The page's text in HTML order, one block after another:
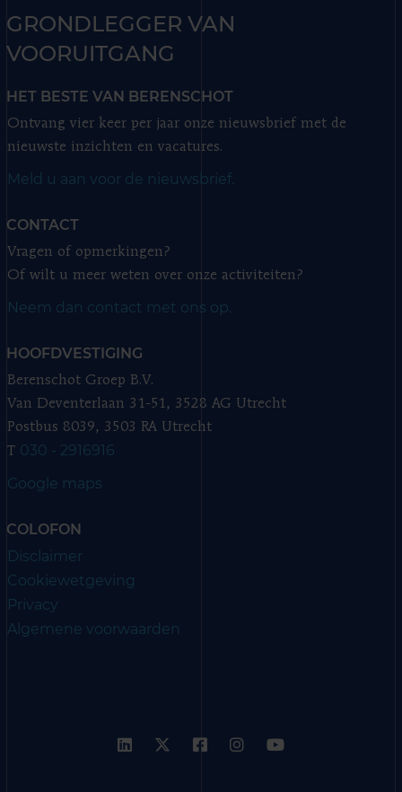
GRONDLEGGER VAN
VOORUITGANG
HET BESTE VAN BERENSCHOT
Ontvang vier keer per jaar onze nieuwsbrief met de
nieuwste inzichten en vacatures.
Meld u aan voor de nieuwsbrief.
CONTACT
Vragen of opmerkingen?
Of wilt u meer weten over onze activiteiten?
Neem dan contact met ons op.
HOOFDVESTIGING
Berenschot Groep B.V.
Van Deventerlaan 31-51, 3528 AG Utrecht
Postbus 8039, 3503 RA Utrecht
T 030 - 2916916
Google maps
COLOFON
Disclaimer
Cookiewetgeving
Privacy
Algemene voorwaarden